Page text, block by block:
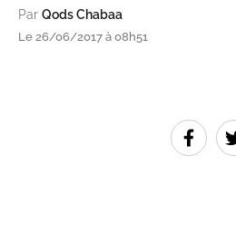
Par Qods Chabaa
Le 26/06/2017 à 08h51